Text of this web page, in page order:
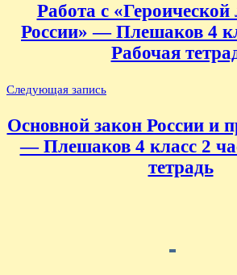
записям
Работа с
России» — Плешаков 4
Рабочая
Следующая запись
Основной закон России и
— Плешаков 4 класс 2
тетрадь